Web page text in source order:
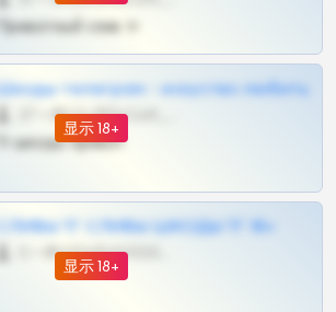
Приватный слив тг
显示 18+
Шкоды телеграм - искуство любить
Тг шкоды приват
显示 18+
СЛИВЫ ТГ СЛИВЫ ШКОДЫ ТГ 18+